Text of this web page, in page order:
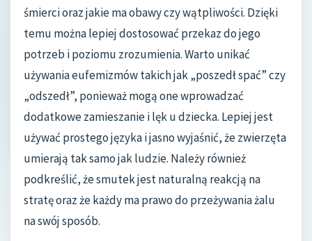
śmierci oraz jakie ma obawy czy wątpliwości. Dzięki
temu można lepiej dostosować przekaz do jego
potrzeb i poziomu zrozumienia. Warto unikać
używania eufemizmów takich jak „poszedł spać” czy
„odszedł”, ponieważ mogą one wprowadzać
dodatkowe zamieszanie i lęk u dziecka. Lepiej jest
używać prostego języka i jasno wyjaśnić, że zwierzęta
umierają tak samo jak ludzie. Należy również
podkreślić, że smutek jest naturalną reakcją na
stratę oraz że każdy ma prawo do przeżywania żalu
na swój sposób.